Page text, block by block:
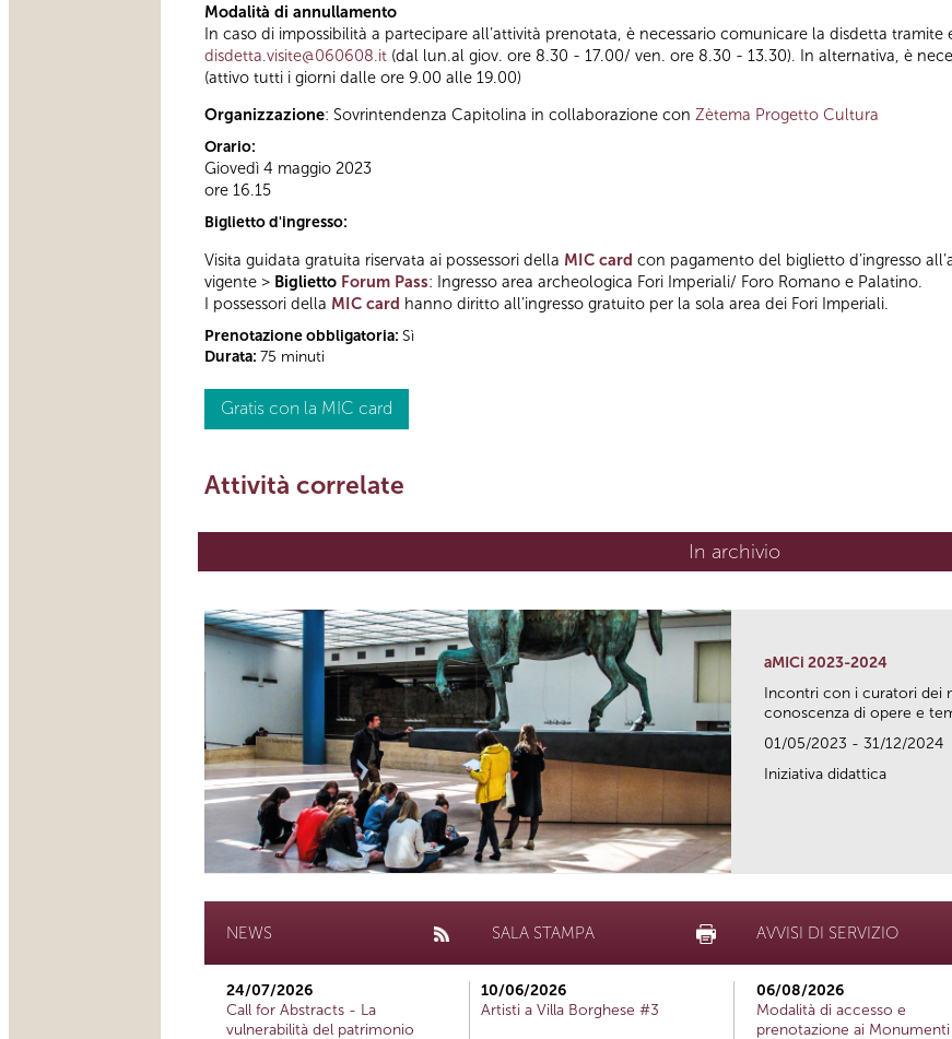
Modalità di annullamento
In caso di impossibilità a partecipare all’attività prenotata, è necessario comunicare la disdetta tramite
disdetta.visite@060608.it (dal lun.al giov. ore 8.30 - 17.00/ ven. ore 8.30 - 13.30). In alternativa, è
(attivo tutti i giorni dalle ore 9.00 alle 19.00)
Organizzazione: Sovrintendenza Capitolina in collaborazione con Zètema Progetto Cultura
Orario:
Giovedì 4 maggio 2023
ore 16.15
Biglietto d'ingresso:
Visita guidata gratuita riservata ai possessori della MIC card con pagamento del biglietto d’ingresso
vigente > Biglietto Forum Pass: Ingresso area archeologica Fori Imperiali/ Foro Romano e Palatino.
I possessori della MIC card hanno diritto all'ingresso gratuito per la sola area dei Fori Imperiali.
Prenotazione obbligatoria: Sì
Durata: 75 minuti
Gratis con la MIC card
Attività correlate
In archivio
aMICi 2023-2024
Incontri con i curatori dei
conoscenza di opere e
01/05/2023 - 31/12/2024
Iniziativa didattica
NEWS
24/07/2026
Call for Abstracts - La
vulnerabilità del patrimonio
SALA STAMPA
10/06/2026
Artisti a Villa Borghese #3
AVVISI DI SERVIZIO
06/08/2026
Modalità di accesso e
prenotazione ai